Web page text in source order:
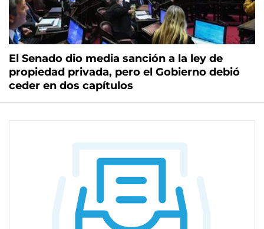
El Senado dio media sanción a la ley de
propiedad privada, pero el Gobierno debió
ceder en dos capítulos